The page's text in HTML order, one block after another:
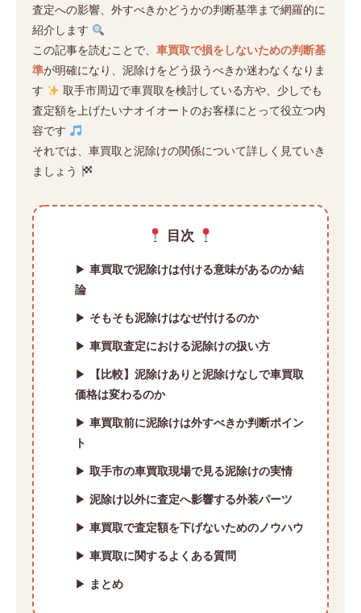
査定への影響、外すべきかどうかの判断基準まで網羅的に
紹介します
この記事を読むことで、 車買取で損をしないための判断基
準が明確になり、泥除けをどう扱うべきか迷わなくなりま
す
取手市周辺で車買取を検討している方や、少しでも
査定額を上げたいナオイオートのお客様にとって役立つ内
容です
それでは、車買取と泥除けの関係について詳しく見ていき
ましょう
目次
▶ 車買取で泥除けは付ける意味があるのか結
論
▶ そもそも泥除けはなぜ付けるのか
▶ 車買取査定における泥除けの扱い方
▶
【比較】泥除けありと泥除けなしで車買取
価格は変わるのか
▶ 車買取前に泥除けは外すべきか判断ポイン
ト
▶ 取手市の車買取現場で見る泥除けの実情
▶ 泥除け以外に査定へ影響する外装パーツ
▶ 車買取で査定額を下げないためのノウハウ
▶ 車買取に関するよくある質問
▶ まとめ